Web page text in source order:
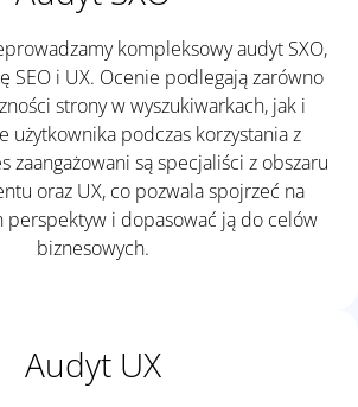
kompleksowy audyt SXO,
SEO i UX. Ocenie podlegają zarówno
strony w wyszukiwarkach, jak i
użytkownika podczas korzystania z
zaangażowani są specjaliści z obszaru
oraz UX, co pozwala spojrzeć na
perspektyw i dopasować ją do celów
biznesowych.
Audyt UX